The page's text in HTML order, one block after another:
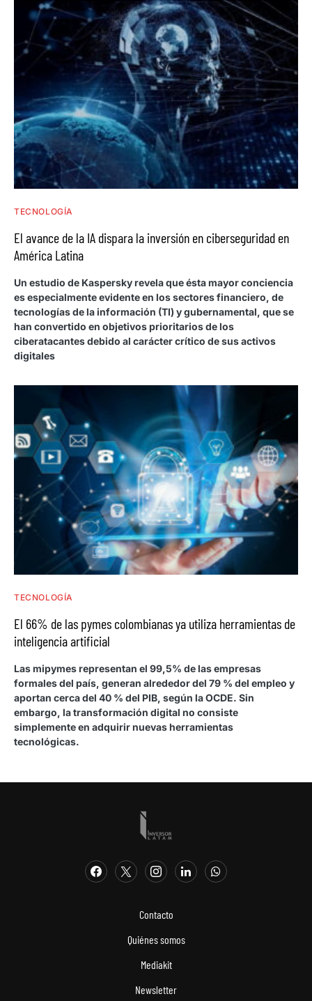
TECNOLOGÍA
El avance de la IA dispara la inversión en ciberseguridad en
América Latina
Un estudio de Kaspersky revela que ésta mayor conciencia
es especialmente evidente en los sectores financiero, de
tecnologías de la información (TI) y gubernamental, que se
han convertido en objetivos prioritarios de los
ciberatacantes debido al carácter crítico de sus activos
digitales
TECNOLOGÍA
El 66% de las pymes colombianas ya utiliza herramientas de
inteligencia artificial
Las mipymes representan el 99,5% de las empresas
formales del país, generan alrededor del 79 % del empleo y
aportan cerca del 40 % del PIB, según la OCDE. Sin
embargo, la transformación digital no consiste
simplemente en adquirir nuevas herramientas
tecnológicas.
Contacto
Quiénes somos
Mediakit
Newsletter